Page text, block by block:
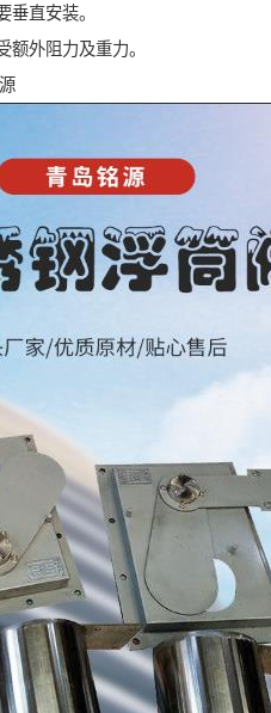
垂直安装。
额外阻力及重力。